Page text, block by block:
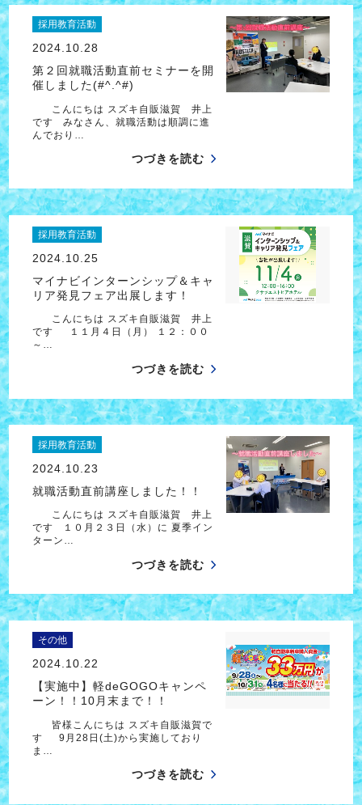
採用教育活動
2024.10.28
第２回就職活動直前セミナーを開
催しました(#^.^#)
こんにちは スズキ自販滋賀 井上
です みなさん、就職活動は順調に進
んでおり…
つづきを読む
採用教育活動
2024.10.25
マイナビインターンシップ＆キャ
リア発見フェア出展します！
こんにちは スズキ自販滋賀 井上
です １１月４日（月） １２：００
～…
つづきを読む
採用教育活動
2024.10.23
就職活動直前講座しました！！
こんにちは スズキ自販滋賀 井上
です １０月２３日（水）に 夏季イン
ターン…
つづきを読む
その他
2024.10.22
【実施中】軽deGOGOキャンペ
ーン！！10月末まで！！
皆様こんにちは スズキ自販滋賀で
す 9月28日(土)から実施しており
ま…
つづきを読む